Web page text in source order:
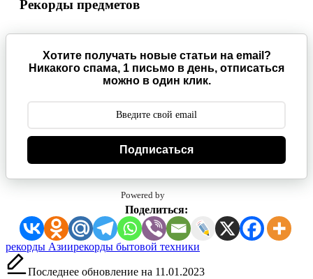
Рекорды предметов
Хотите получать новые статьи на email?
Никакого спама, 1 письмо в день, отписаться
можно в один клик.
Подписаться
Powered by
Поделиться:
Метки:
рекорды Азиирекорды бытовой техники
Последнее обновление на 11.01.2023